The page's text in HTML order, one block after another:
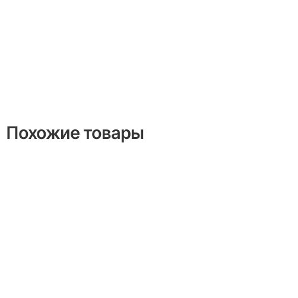
Похожие товары